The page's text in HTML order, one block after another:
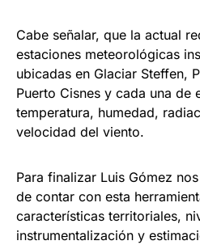
Cabe señalar, que la actual
estaciones meteorológicas
ubicadas en Glaciar Steffen,
Puerto Cisnes y cada una de
temperatura, humedad,
velocidad del viento.
Para finalizar Luis Gómez
de contar con esta
características territoriales,
instrumentalización y